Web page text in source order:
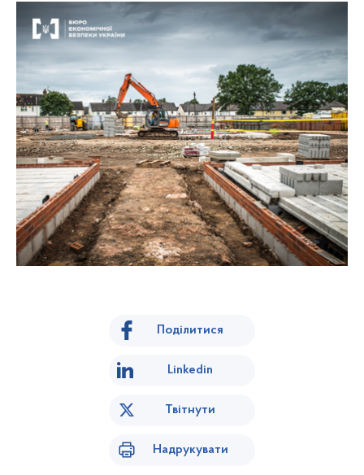
Поділитися
Linkedin
Твітнути
Надрукувати